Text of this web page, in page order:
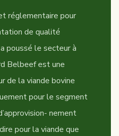
réglementaire pour
de qualité
poussé le secteur à
Belbeef est une
de la viande bovine
pour le segment
nement
pour la viande que